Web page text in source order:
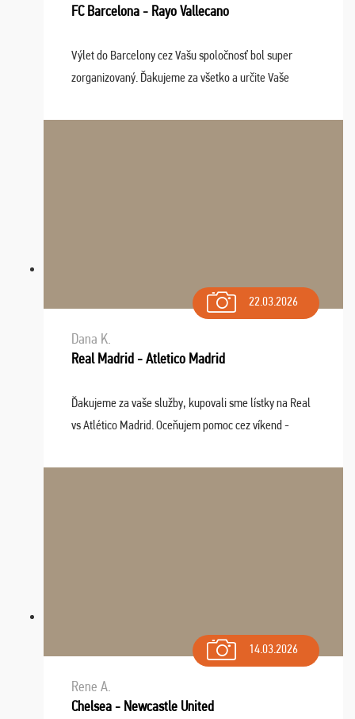
FC Barcelona - Rayo Vallecano
Výlet do Barcelony cez Vašu spoločnosť bol super
zorganizovaný. Ďakujeme za všetko a určite Vaše
22.03.2026
Dana K.
Real Madrid - Atletico Madrid
Ďakujeme za vaše služby, kupovali sme lístky na Real
vs Atlético Madrid. Oceňujem pomoc cez víkend -
spokojnosti. Sedenie bolo dobré, štadión Barnabéu ...
14.03.2026
Rene A.
Chelsea - Newcastle United